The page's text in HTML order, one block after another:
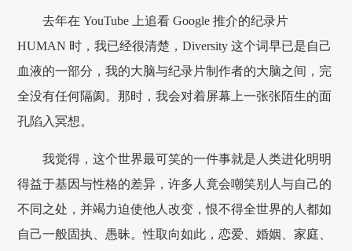
去年在 YouTube 上追看 Google 推介的纪录片
HUMAN 时，我已经很清楚，Diversity 这个词早已是自己
血液的一部分，我的大脑与纪录片制作者的大脑之间，完
全没有任何隔阂。那时，我会对着屏幕上一张张陌生的面
孔陷入冥想。
我觉得，这个世界最可笑的一件事就是人类进化明明
得益于基因与性格的差异，许多人竟会嘲笑别人与自己的
不同之处，并竭力迫使他人改变，恨不得全世界的人都如
自己一般固执、愚昧。性取向如此，恋爱、婚姻、家庭、